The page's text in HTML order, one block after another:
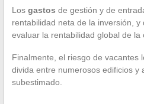
Los gastos de gestión y de
rentabilidad neta de la inversión,
evaluar la rentabilidad global de la
Finalmente, el riesgo de vacantes
divida entre numerosos edificios y
subestimado.